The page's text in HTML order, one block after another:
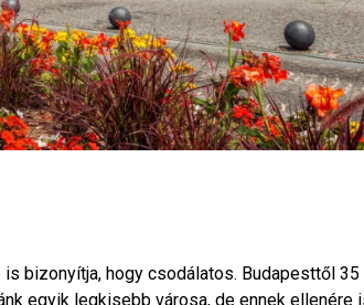
bizonyítja, hogy csodálatos. Budapesttől
egyik legkisebb városa, de ennek ellenére